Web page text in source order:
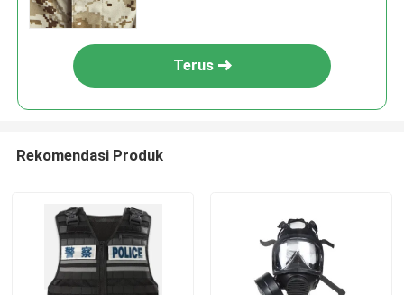
Terus
Rekomendasi Produk